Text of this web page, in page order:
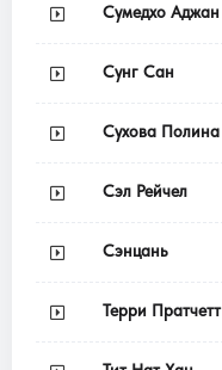
Сумедхо Аджан
Сунг Сан
Сухова Полина
Сэл Рейчел
Сэнцань
Терри Пратчетт